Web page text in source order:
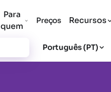
Para
quem
Preços Recursos
Português (PT)